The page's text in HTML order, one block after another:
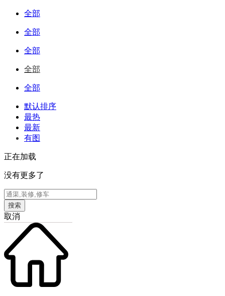
全部
全部
全部
全部
全部
默认排序
最热
最新
有图
正在加载
没有更多了
搜索
取消